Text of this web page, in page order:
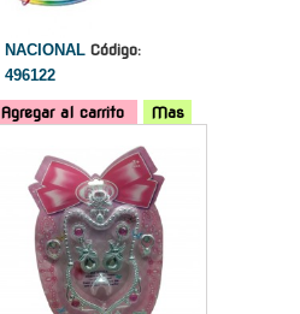
NACIONAL Código:
496122
Agregar al carrito
Mas